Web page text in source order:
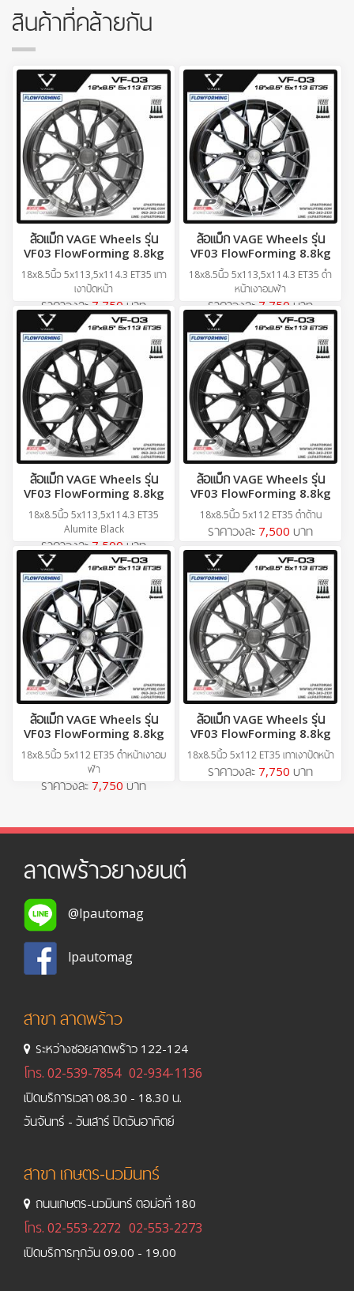
สินค้าที่คล้ายกัน
ล้อแม็ก VAGE Wheels รุ่น
VF03 FlowForming 8.8kg
18x8.5นิ้ว 5x113,5x114.3 ET35 เทา
เงาปัดหน้า
ราคาวงละ 7,750 บาท
ล้อแม็ก VAGE Wheels รุ่น
VF03 FlowForming 8.8kg
18x8.5นิ้ว 5x113,5x114.3 ET35 ดำ
หน้าเงาอมฟ้า
ราคาวงละ 7,750 บาท
ล้อแม็ก VAGE Wheels รุ่น
VF03 FlowForming 8.8kg
18x8.5นิ้ว 5x113,5x114.3 ET35
Alumite Black
ราคาวงละ 7,500 บาท
ล้อแม็ก VAGE Wheels รุ่น
VF03 FlowForming 8.8kg
18x8.5นิ้ว 5x112 ET35 ดำด้าน
ราคาวงละ 7,500 บาท
ล้อแม็ก VAGE Wheels รุ่น
VF03 FlowForming 8.8kg
18x8.5นิ้ว 5x112 ET35 ดำหน้าเงาอม
ฟ้า
ราคาวงละ 7,750 บาท
ล้อแม็ก VAGE Wheels รุ่น
VF03 FlowForming 8.8kg
18x8.5นิ้ว 5x112 ET35 เทาเงาปัดหน้า
ราคาวงละ 7,750 บาท
ลาดพร้าวยางยนต์
@lpautomag
lpautomag
สาขา ลาดพร้าว
ระหว่างซอยลาดพร้าว 122-124
โทร. 02-539-7854 02-934-1136
เปิดบริการเวลา 08.30 - 18.30 น.
วันจันทร์ - วันเสาร์ ปิดวันอาทิตย์
สาขา เกษตร-นวมินทร์
ถนนเกษตร-นวมินทร์ ตอม่อที่ 180
โทร. 02-553-2272 02-553-2273
เปิดบริการทุกวัน 09.00 - 19.00